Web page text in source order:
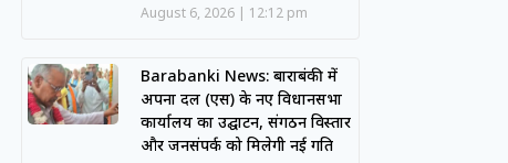
August 6, 2026 12:12 pm
Barabanki News: बाराबंकी में
अपना दल (एस) के नए विधानसभा
कार्यालय का उद्घाटन, संगठन विस्तार
और जनसंपर्क को मिलेगी नई गति